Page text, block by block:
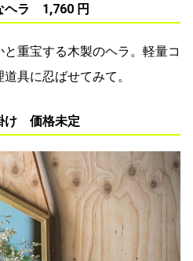
ヘラ 1,760 円
重宝する木製のヘラ。軽量コ
具に忍ばせてみて。
け 価格未定